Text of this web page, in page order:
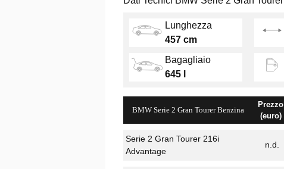
Lunghezza
457 cm
Bagagliaio
645 l
BMW Serie 2 Gran Tourer Benzina
Prezzo
(euro)
Serie 2 Gran Tourer 216i
Advantage
n.d.